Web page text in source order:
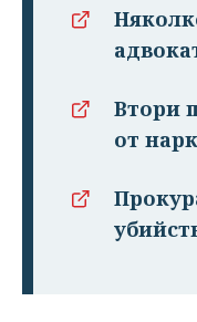
Втори
от